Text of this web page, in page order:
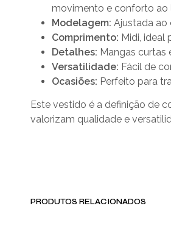
movimento e conforto ao
Modelagem: Ajustada ao
Comprimento: Midi, ideal
Detalhes: Mangas curtas
Versatilidade: Fácil de
Ocasiões: Perfeito para
Este vestido é a definição de
valorizam qualidade e
PRODUTOS RELACIONADOS